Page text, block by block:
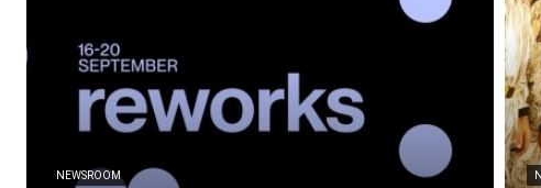
NEWSROOM